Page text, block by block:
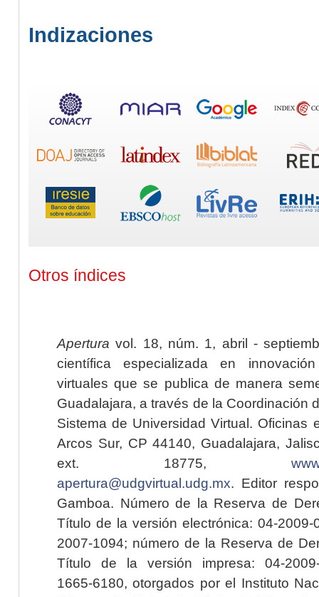
Indizaciones
Otros índices
Apertura vol. 18, núm. 1, abril -
científica especializada en
virtuales que se publica de manera
Guadalajara, a través de la Coordinación
Sistema de Universidad Virtual. Oficinas
Arcos Sur, CP 44140, Guadalajara,
ext. 18775,
apertura@udgvirtual.udg.mx. Editor
Gamboa. Número de la Reserva de
Título de la versión electrónica: 04-2009-
2007-1094; número de la Reserva de
Título de la versión impresa: 04-2009-
1665-6180, otorgados por el Instituto